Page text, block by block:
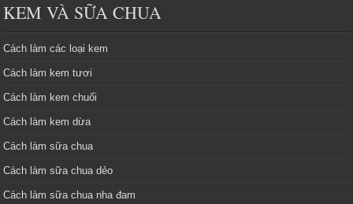
KEM VÀ SỮA CHUA
Cách làm các loại kem
Cách làm kem tươi
Cách làm kem chuối
Cách làm kem dừa
Cách làm sữa chua
Cách làm sữa chua dẻo
Cách làm sữa chua nha đam